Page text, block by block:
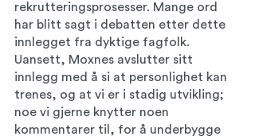
rekrutteringsprosesser. Mange ord
har blitt sagt i debatten etter dette
innlegget fra dyktige fagfolk.
Uansett, Moxnes avslutter sitt
innlegg med å si at personlighet kan
trenes, og at vi er i stadig utvikling;
noe vi gjerne knytter noen
kommentarer til, for å underbygge